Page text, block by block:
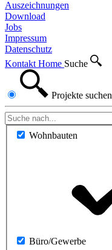
Auszeichnungen
Download
Jobs
Impressum
Datenschutz
Kontakt Home Suche
Projekte suchen
Wohnbauten
Büro/Gewerbe